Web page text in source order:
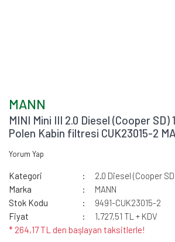
MANN
MINI Mini III 2.0 Diesel (Cooper SD)
Polen Kabin filtresi CUK23015-2
Yorum Yap
Kategori
2.0 Diesel (Cooper
Marka
MANN
Stok Kodu
9491-CUK23015-2
Fiyat
1.727,51 TL + KDV
* 264,17 TL den başlayan taksitlerle!